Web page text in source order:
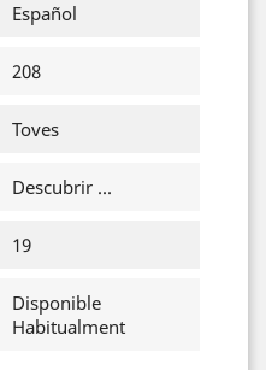
Español
208
Toves
Descubrir ...
19
Disponible
Habitualment